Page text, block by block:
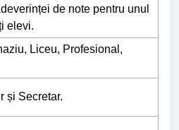
de note pentru unul
elevi.
Liceu, Profesional,
și Secretar.